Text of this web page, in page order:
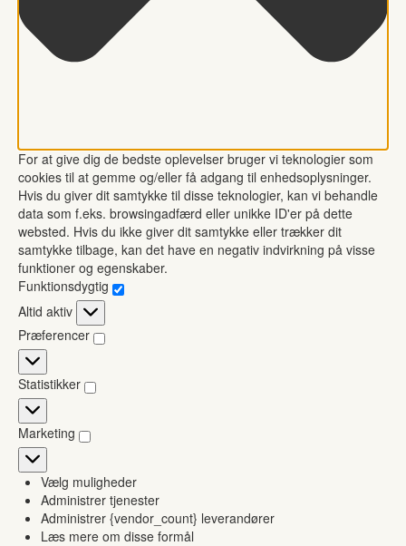
For at give dig de bedste oplevelser bruger vi teknologier som
cookies til at gemme og/eller få adgang til enhedsoplysninger.
Hvis du giver dit samtykke til disse teknologier, kan vi behandle
data som f.eks. browsingadfærd eller unikke ID'er på dette
websted. Hvis du ikke giver dit samtykke eller trækker dit
samtykke tilbage, kan det have en negativ indvirkning på visse
funktioner og egenskaber.
Funktionsdygtig
Funktionsdygtig
Altid aktiv
Præferencer
Præferencer
Statistikker
Statistikker
Marketing
Marketing
Vælg muligheder
Administrer tjenester
Administrer {vendor_count} leverandører
Læs mere om disse formål